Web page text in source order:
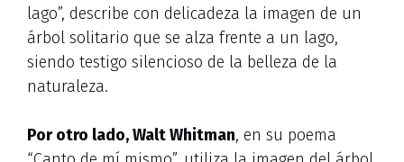
lago”, describe con delicadeza la imagen de un
árbol solitario que se alza frente a un lago,
siendo testigo silencioso de la belleza de la
naturaleza.
Por otro lado, Walt Whitman, en su poema